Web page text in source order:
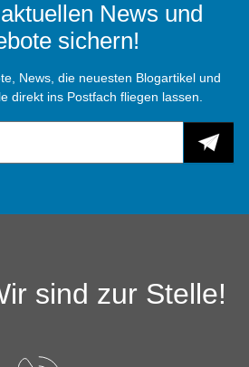
News und
sichern!
News, die neuesten Blogartikel und
direkt ins Postfach fliegen lassen.
sind zur Stelle!